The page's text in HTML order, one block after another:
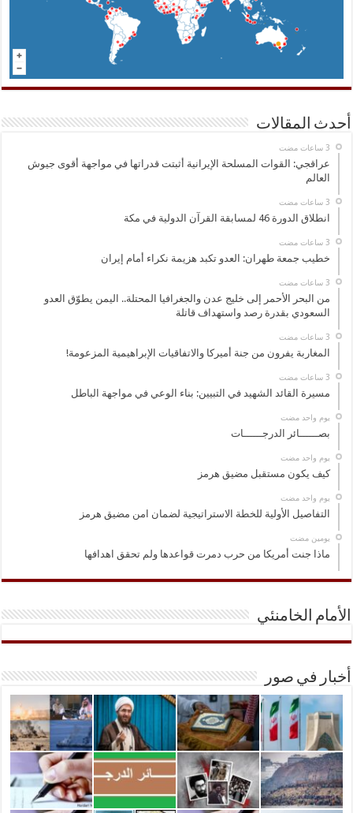
أحدث المقالات
عراقجي: القوات المسلحة الإيرانية أثبتت قدراتها في مواجهة أقوى جيوش
العالم
انطلاق الدورة 46 لمسابقة القرآن الدولية في مكة
خطيب جمعة طهران: العدو تكبد هزيمة نكراء أمام إيران
من البحر الأحمر إلى خليج عدن والجغرافيا المحتلة.. اليمن يطوّق العدو
السعودي بقدرة رصد واستهداف قاتلة
المغاربة يفرون من جنة أميركا والاتفاقيات الإبراهيمية المزعومة!
مسيرة القائد الشهيد في التبيين: بناء الوعي في مواجهة الباطل
‏يوم واحد مضت
بصــــــائر الدرجــــــات
‏يوم واحد مضت
كيف يكون مستقبل مضيق هرمز
‏يوم واحد مضت
التفاصيل الأولية للخطة الاستراتيجية لضمان امن مضيق هرمز
‏يومين مضت
ماذا جنت أمريكا من حرب دمرت قواعدها ولم تحقق اهدافها
الأمام الخامنئي
أخبار في صور